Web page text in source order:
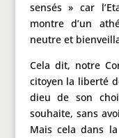
sensés » car
montre d’un
neutre et
Cela dit, notre
citoyen la liberté
dieu de son
souhaite, sans
Mais cela dans